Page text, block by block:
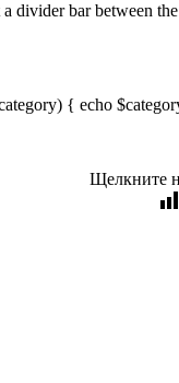
divider bar between
{ echo
Щелкните